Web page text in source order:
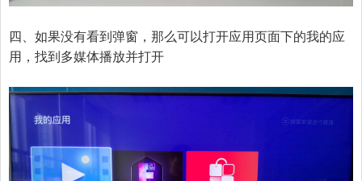
四、如果没有看到弹窗，那么可以打开应用页面下的我的应
用，找到多媒体播放并打开